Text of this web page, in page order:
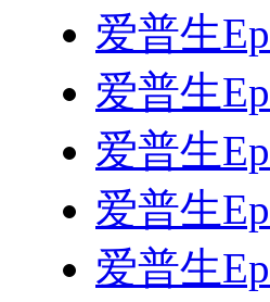
爱普生
爱普生
爱普生
爱普生
爱普生